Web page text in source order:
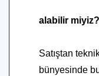
alabilir miyiz?
Satıştan
bünyesinde